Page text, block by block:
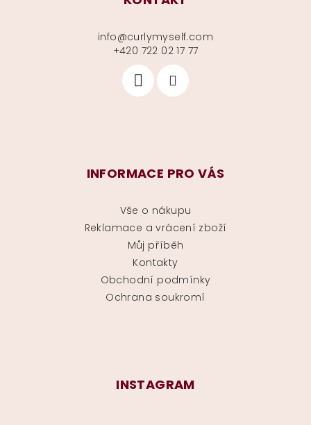
info@curlymyself.com
+420 722 02 17 77
INFORMACE PRO VÁS
Vše o nákupu
Reklamace a vrácení zboží
Můj příběh
Kontakty
Obchodní podmínky
Ochrana soukromí
INSTAGRAM